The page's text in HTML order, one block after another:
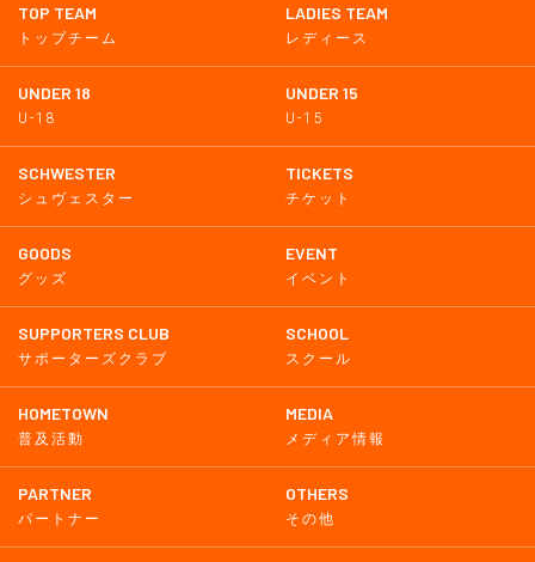
TOP TEAM
トップチーム
LADIES TEAM
レディース
UNDER 18
U-18
UNDER 15
U-15
SCHWESTER
シュヴェスター
TICKETS
チケット
GOODS
グッズ
EVENT
イベント
SUPPORTERS CLUB
サポーターズクラブ
SCHOOL
スクール
HOMETOWN
普及活動
MEDIA
メディア情報
PARTNER
パートナー
OTHERS
その他